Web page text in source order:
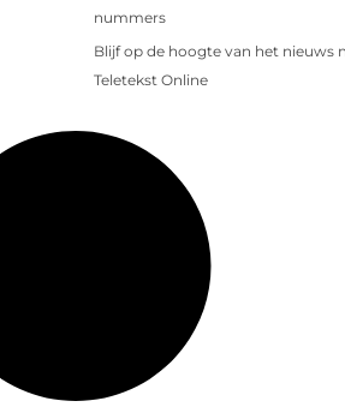
nummers
Blijf op de hoogte van het nieuws
Teletekst Online